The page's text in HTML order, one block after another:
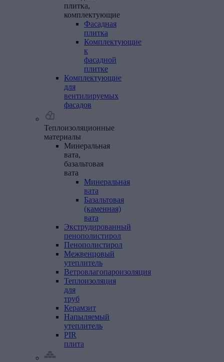
плитка,
комплектующие
Фасадная
плитка
Комплектующие
к
фасадной
плитке
Комплектующие
для
вентилируемых
фасадов
Теплоизоляционные
материалы
Минеральная
вата,
базальтовая
вата
Минеральная
вата
Базальтовая
(каменная)
вата
Экструдированный
пенополистирол
Пенополистирол
Межвенцовый
утеплитель
Ветровлагопароизоляция
Теплоизоляция
для
труб
Керамзит
Напыляемый
утеплитель
PIR
плита